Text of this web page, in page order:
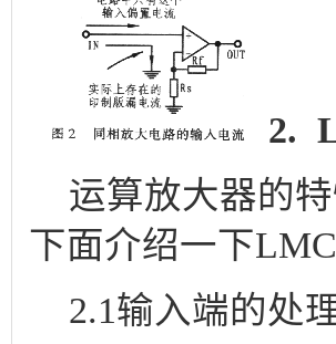
2.
运算放大器的特
下面介绍一下
2.1输入端的处